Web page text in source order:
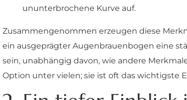
ununterbrochene Kurve auf.
Zusammengenommen erzeugen diese
ein ausgeprägter Augenbrauenbogen eine
sein, unabhängig davon, wie andere
Option unter vielen; sie ist oft das wichtigste